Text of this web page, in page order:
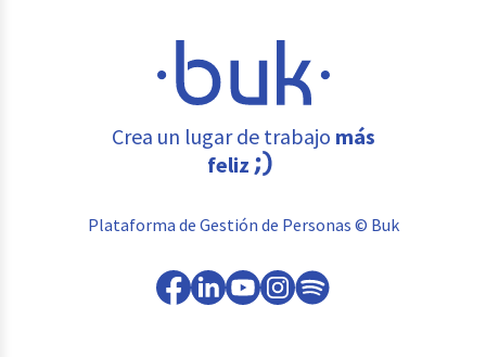
Crea un lugar de trabajo más
feliz
Plataforma de Gestión de Personas © Buk